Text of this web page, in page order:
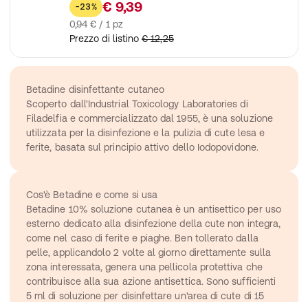
Disinfezione della mucosa vaginale
-23% € 9,39
0,94 € / 1 pz
Prezzo di listino € 12,25
Betadine disinfettante cutaneo
Scoperto dall'Industrial Toxicology Laboratories di
Filadelfia e commercializzato dal 1955, è una soluzione
utilizzata per la disinfezione e la pulizia di cute lesa e
ferite, basata sul principio attivo dello Iodopovidone.
Cos'è Betadine e come si usa
Betadine 10% soluzione cutanea è un antisettico per uso
esterno dedicato alla disinfezione della cute non integra,
come nel caso di ferite e piaghe. Ben tollerato dalla
pelle, applicandolo 2 volte al giorno direttamente sulla
zona interessata, genera una pellicola protettiva che
contribuisce alla sua azione antisettica. Sono sufficienti
5 ml di soluzione per disinfettare un'area di cute di 15